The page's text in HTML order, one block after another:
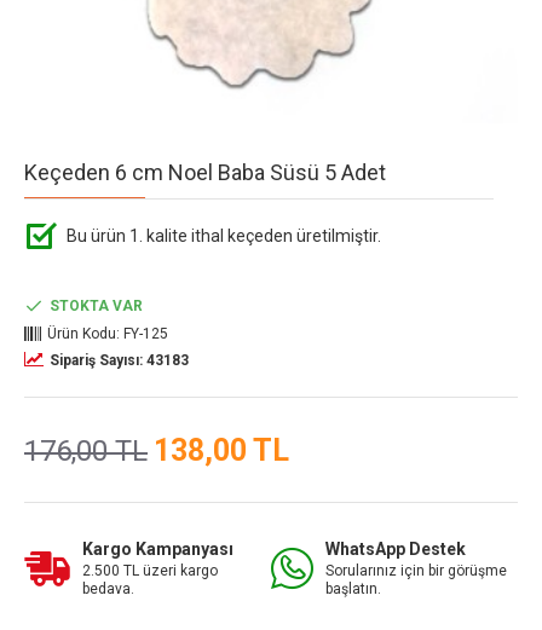
Keçeden 6 cm Noel Baba Süsü 5 Adet
Bu ürün 1. kalite ithal keçeden üretilmiştir.
138,00 TL
176,00 TL
STOKTA VAR
Ürün Kodu: FY-125
Sipariş Sayısı: 43183
Kargo Kampanyası
2.500 TL üzeri kargo
bedava.
WhatsApp Destek
Sorularınız için bir görüşme
başlatın.